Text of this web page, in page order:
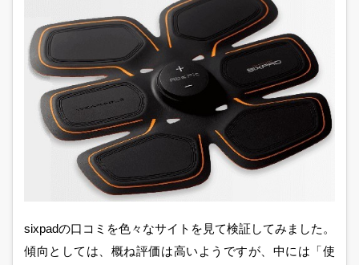
sixpadの口コミを色々なサイトを見て検証してみました。
傾向としては、概ね評価は高いようですが、中には「使